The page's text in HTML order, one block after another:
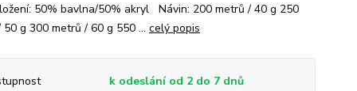
50% bavlna/50% akryl Návin: 200 metrů / 40 g 250
50 g 300 metrů / 60 g 550 ... celý popis
k odeslání od 2 do 7 dnů